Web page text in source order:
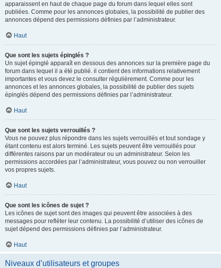
apparaissent en haut de chaque page du forum dans lequel elles sont
publiées. Comme pour les annonces globales, la possibilité de publier des
annonces dépend des permissions définies par l’administrateur.
Haut
Que sont les sujets épinglés ?
Un sujet épinglé apparaît en dessous des annonces sur la première page du
forum dans lequel il a été publié. il contient des informations relativement
importantes et vous devez le consulter régulièrement. Comme pour les
annonces et les annonces globales, la possibilité de publier des sujets
épinglés dépend des permissions définies par l’administrateur.
Haut
Que sont les sujets verrouillés ?
Vous ne pouvez plus répondre dans les sujets verrouillés et tout sondage y
étant contenu est alors terminé. Les sujets peuvent être verrouillés pour
différentes raisons par un modérateur ou un administrateur. Selon les
permissions accordées par l’administrateur, vous pouvez ou non verrouiller
vos propres sujets.
Haut
Que sont les icônes de sujet ?
Les icônes de sujet sont des images qui peuvent être associées à des
messages pour refléter leur contenu. La possibilité d’utiliser des icônes de
sujet dépend des permissions définies par l’administrateur.
Haut
Niveaux d’utilisateurs et groupes